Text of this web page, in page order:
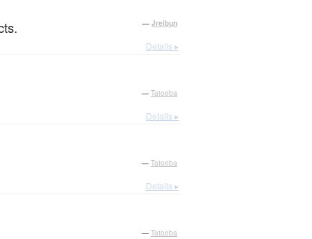
— Jreibun
Details ▸
— Tatoeba
Details ▸
— Tatoeba
Details ▸
— Tatoeba